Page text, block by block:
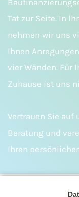
Tat zur Seite. In
nehmen wir uns
Ihnen
vier Wänden. Für
Zuhause ist uns
Vertrauen Sie
Beratung und
Ihren